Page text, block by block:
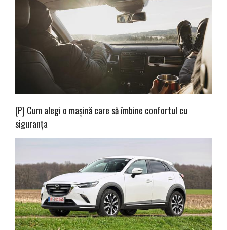
(P) Cum alegi o mașină care să îmbine confortul cu
siguranța